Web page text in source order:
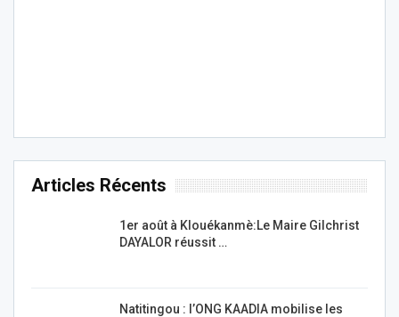
Articles Récents
1er août à Klouékanmè:Le Maire Gilchrist
DAYALOR réussit …
Natitingou : l’ONG KAADIA mobilise les